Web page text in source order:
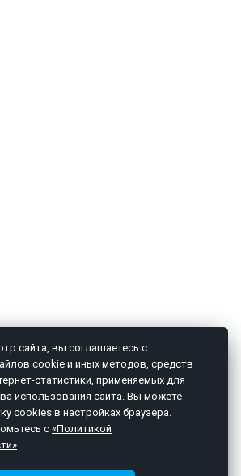
сайта, вы соглашаетесь с
cookie и иных методов, средств
статистики, применяемых для
использования сайта. Вы можете
cookies в настройках браузера.
с «Политикой